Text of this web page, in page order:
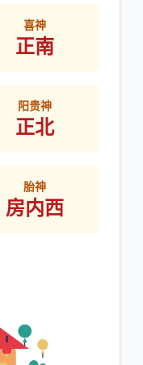
喜神
正南
阳贵神
正北
胎神
房内西